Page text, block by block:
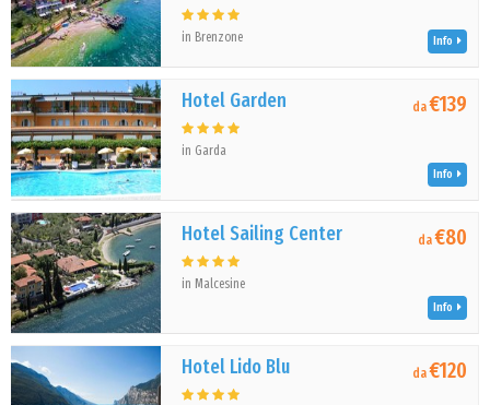
in Brenzone Info
Hotel Garden
in Garda
da€139
Info
Hotel Sailing Center
in Malcesine
da€80
Info
Hotel Lido Blu da€120